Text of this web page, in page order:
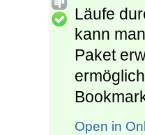
Läufe
kann
Paket
Open in